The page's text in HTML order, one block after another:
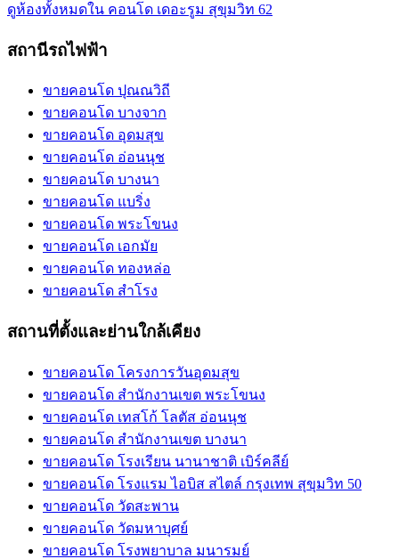
ดูห้องทั้งหมดใน คอนโด เดอะรูม สุขุมวิท 62
สถานีรถไฟฟ้า
ขายคอนโด ปุณณวิถี
ขายคอนโด บางจาก
ขายคอนโด อุดมสุข
ขายคอนโด อ่อนนุช
ขายคอนโด บางนา
ขายคอนโด แบริ่ง
ขายคอนโด พระโขนง
ขายคอนโด เอกมัย
ขายคอนโด ทองหล่อ
ขายคอนโด สำโรง
สถานที่ตั้งและย่านใกล้เคียง
ขายคอนโด โครงการวันอุดมสุข
ขายคอนโด สำนักงานเขต พระโขนง
ขายคอนโด เทสโก้ โลตัส อ่อนนุช
ขายคอนโด สำนักงานเขต บางนา
ขายคอนโด โรงเรียน นานาชาติ เบิร์คลีย์
ขายคอนโด โรงแรม ไอบิส สไตล์ กรุงเทพ สุขุมวิท 50
ขายคอนโด วัดสะพาน
ขายคอนโด วัดมหาบุศย์
ขายคอนโด โรงพยาบาล มนารมย์